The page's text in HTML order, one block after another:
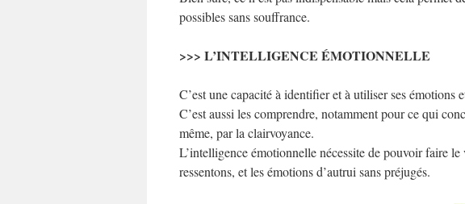
possibles sans souffrance.
>>> L’INTELLIGENCE ÉMOTIONNELLE
C’est une capacité à identifier et à utiliser ses émotions
C’est aussi les comprendre, notamment pour ce qui
même, par la clairvoyance.
L’intelligence émotionnelle nécessite de pouvoir faire
ressentons, et les émotions d’autrui sans préjugés.